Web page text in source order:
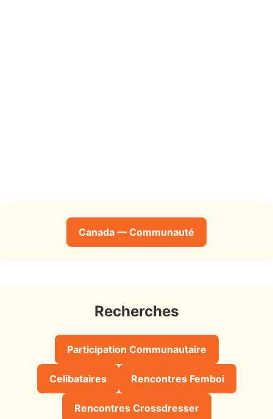
Canada — Communauté
Recherches
Participation Communautaire
Celibataires Rencontres Femboi
Rencontres Crossdresser